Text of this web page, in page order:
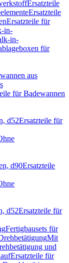
Ersatzteile
Ersatzteile
Ersatzteile für
in-
in-
für
aus
für Badewannen
d52Ersatzteile für
d90Ersatzteile
d52Ersatzteile für
Fertigbausets für
Mit
und
Ersatzteile für